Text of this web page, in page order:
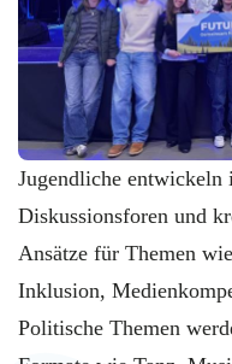
Jugendliche entwickeln
Diskussionsforen und
Ansätze für Themen
Inklusion,
Politische Themen